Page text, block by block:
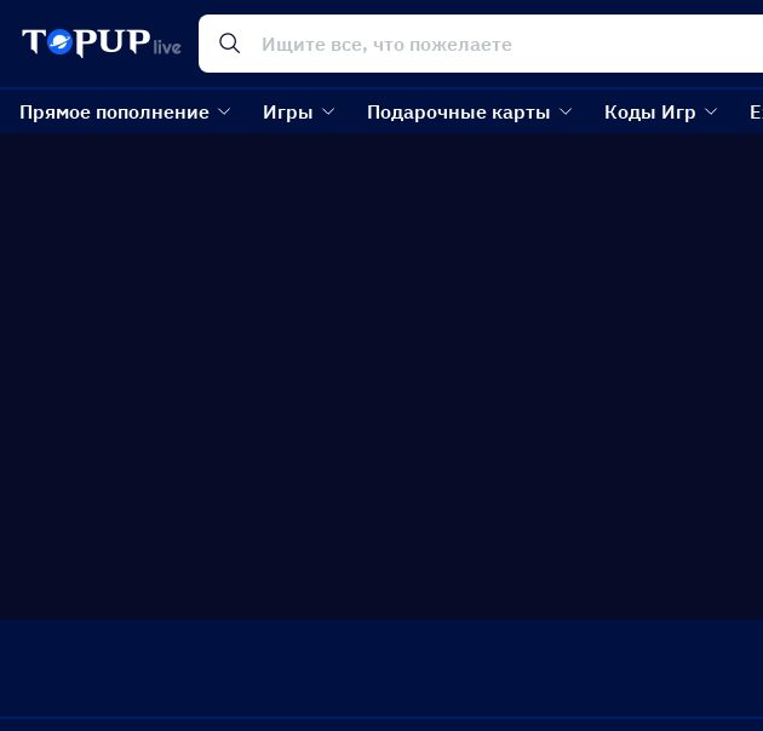
Прямое пополнение Игры Подарочные карты Коды Игр